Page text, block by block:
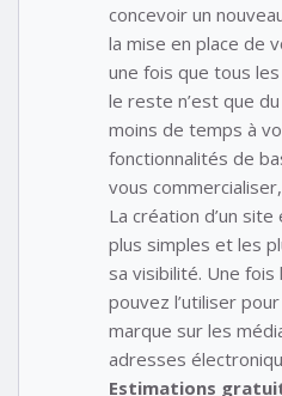
concevoir un
la mise en place de
une fois que tous
le reste n’est que
moins de temps à
fonctionnalités de
vous
La création d’un
plus simples et les
sa visibilité. Une
pouvez l’utiliser
marque sur les
adresses
Estimations